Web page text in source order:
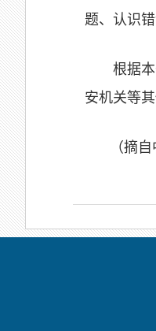
题、认识
根据
安机关等
（摘